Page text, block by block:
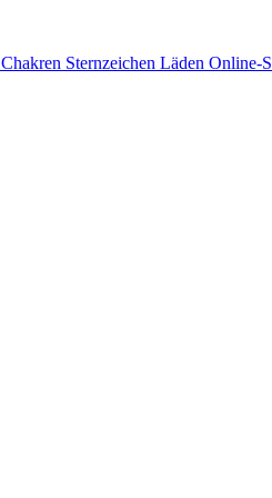
Chakren Sternzeichen Läden Online-